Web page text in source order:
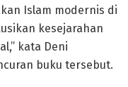
Islam modernis di
kesejarahan
kata Deni
buku tersebut.